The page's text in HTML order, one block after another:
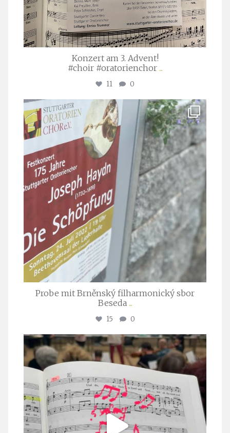
Konzert am 3. Advent!
#choir #oratorienchor ...
11 0
stuttgarter_oratorienchor
Juli 23
Probe mit Brněnský filharmonický sbor
Beseda ...
15 0
stuttgarter_oratorienchor
Juli 23